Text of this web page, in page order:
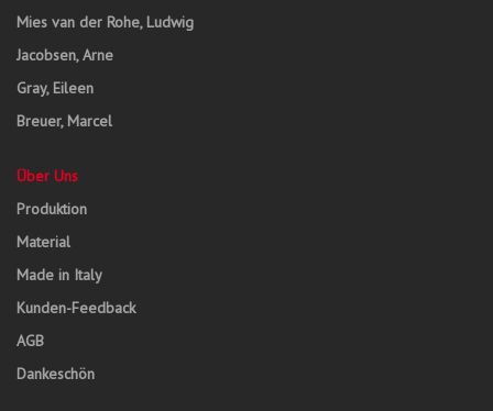
Mies van der Rohe, Ludwig
Jacobsen, Arne
Gray, Eileen
Breuer, Marcel
Über Uns
Produktion
Material
Made in Italy
Kunden-Feedback
AGB
Dankeschön